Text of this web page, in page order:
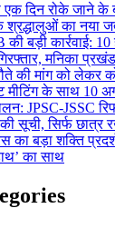
एक दिन रोके जाने के
का नया
की बड़ी कार्रवाई:
मनिका
की मांग को लेकर
मीटिंग के साथ 10
JPSC-JSSC
सूची, सिर्फ
का बड़ा शक्ति
का साथ